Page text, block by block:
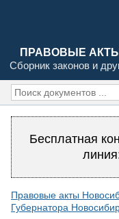
ПРАВОВЫЕ
Сборник законов и
Бесплатная
Правовые акты
Губернатора